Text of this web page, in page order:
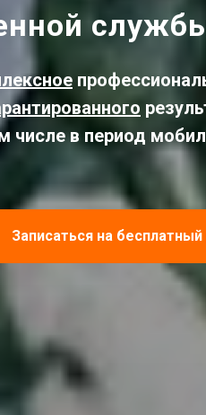
числе в период
Записаться на